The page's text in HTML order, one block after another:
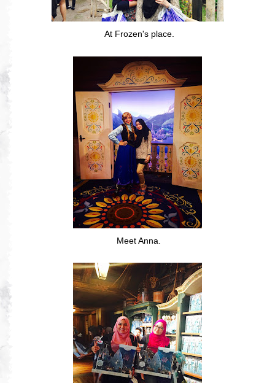
At Frozen's place.
Meet Anna.